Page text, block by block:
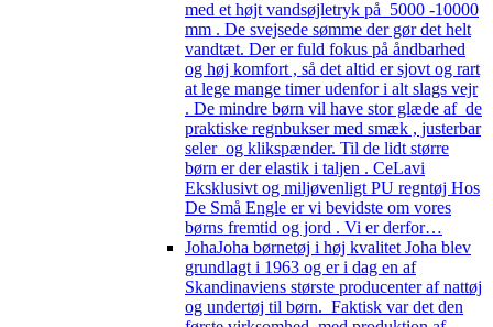
med et højt vandsøjletryk på 5000 -10000
mm . De svejsede sømme der gør det helt
vandtæt. Der er fuld fokus på åndbarhed
og høj komfort , så det altid er sjovt og rart
at lege mange timer udenfor i alt slags vejr
. De mindre børn vil have stor glæde af de
praktiske regnbukser med smæk , justerbar
seler og klikspænder. Til de lidt større
børn er der elastik i taljen . CeLavi
Eksklusivt og miljøvenligt PU regntøj Hos
De Små Engle er vi bevidste om vores
børns fremtid og jord . Vi er derfor…
JohaJoha børnetøj i høj kvalitet Joha blev
grundlagt i 1963 og er i dag en af
Skandinaviens største producenter af nattøj
og undertøj til børn. Faktisk var det den